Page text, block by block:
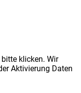
klicken. Wir
Aktivierung Daten